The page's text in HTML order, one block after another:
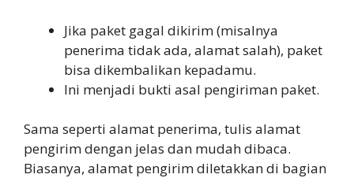
Jika paket gagal dikirim (misalnya
penerima tidak ada, alamat salah), paket
bisa dikembalikan kepadamu.
Ini menjadi bukti asal pengiriman paket.
Sama seperti alamat penerima, tulis alamat
pengirim dengan jelas dan mudah dibaca.
Biasanya, alamat pengirim diletakkan di bagian